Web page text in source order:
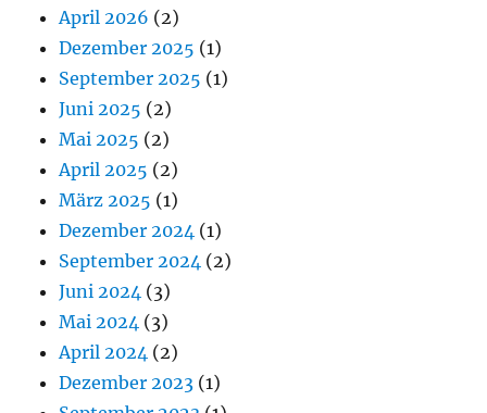
April 2026 (2)
Dezember 2025 (1)
September 2025 (1)
Juni 2025 (2)
Mai 2025 (2)
April 2025 (2)
März 2025 (1)
Dezember 2024 (1)
September 2024 (2)
Juni 2024 (3)
Mai 2024 (3)
April 2024 (2)
Dezember 2023 (1)